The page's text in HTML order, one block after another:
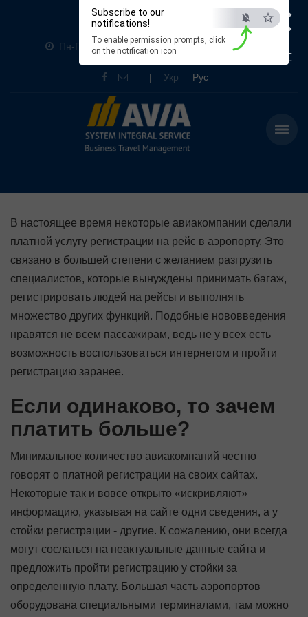
×
ESC
Subscribe to our
notifications!
To enable permission prompts, click
on the notification icon
+380 (44) 369-3070
Пн-Пт: 9:00-19:00 Сб: 10:00-16:00 Вс: Выходной
| Укр Рус
В настоящее время некоторые авиакомпании сделали
платной услугу регистрации на рейс в аэропорту. Это
связано в большей степени с желанием разгрузить
специалистов, которые вынуждены принимать багаж,
регистрировать людей на рейсы и выполнять
множество других функций. Подобные нововведения
нравятся не всем пассажирам, ведь не у всех есть
возможность воспользоваться интернетом и пройти
регистрацию заранее.
Если одинаково, то зачем
платить больше?
Минимальное количество авиакомпаний честно
говорят о платной регистрации на своих сайтах.
Некоторые так и вовсе открыто «искривляют»
информацию, указывая на сайте одни сведения, а у
стойки регистрации - другие. К сожалению, они всегда
могут сослаться на неактуальные данные сайта и
предложить пройти регистрацию у стойки за
определенную плату. Большая часть аэропортов
оборудована специальными терминалами, там можно